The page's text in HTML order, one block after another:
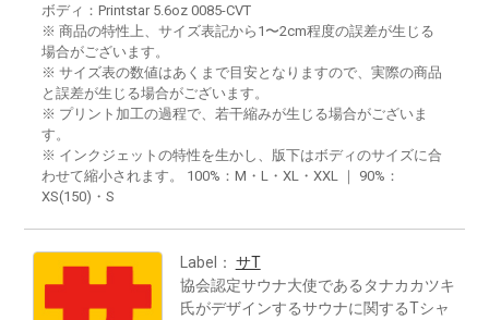
ボディ：Printstar 5.6oz 0085-CVT
※ 商品の特性上、サイズ表記から1〜2cm程度の誤差が生じる
場合がございます。
※ サイズ表の数値はあくまで目安となりますので、実際の商品
と誤差が生じる場合がございます。
※ プリント加工の過程で、若干縮みが生じる場合がございま
す。
※ インクジェットの特性を生かし、版下はボディのサイズに合
わせて縮小されます。 100%：M・L・XL・XXL ｜ 90%：
XS(150)・S
Label： サT
協会認定サウナ大使であるタナカカツキ
氏がデザインするサウナに関するTシャ